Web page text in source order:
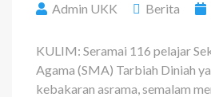
Admin UKK Berita
KULIM: Seramai 116 pelajar
Agama (SMA) Tarbiah Diniah
kebakaran asrama, semalam